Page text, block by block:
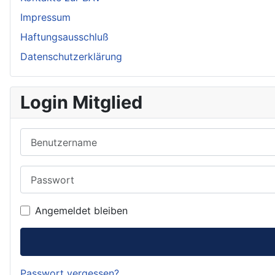
Impressum
Haftungsausschluß
Datenschutzerklärung
Login Mitglied
Angemeldet bleiben